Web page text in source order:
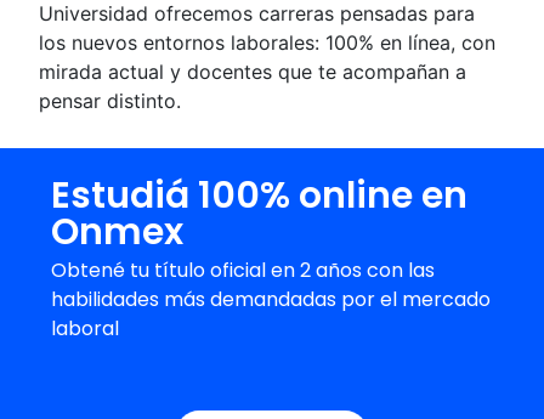
Universidad ofrecemos carreras pensadas para
los nuevos entornos laborales: 100% en línea, con
mirada actual y docentes que te acompañan a
pensar distinto.
Estudiá 100% online en
Onmex
Obtené tu título oficial en 2 años con las
habilidades más demandadas por el mercado
laboral